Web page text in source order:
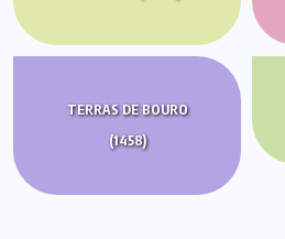
TERRAS DE BOURO
(1458)